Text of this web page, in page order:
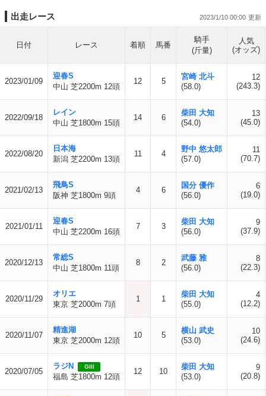
出走レース 2023/1/10 00:00
日付 レース 着順 馬番
騎手
(斤量)
人気
(オッズ)
2023/01/09
迎春S
中山 芝2200m 12頭
12 5
宮崎 北斗
(58.0)
12
(243.3)
2022/09/18
レイン
中山 芝1800m 15頭
14 6
柴田 大知
(54.0)
13
(45.0)
2022/08/20
日本海
新潟 芝2200m 13頭
11 4
野中 悠太郎
(57.0)
11
(70.7)
2021/02/13
飛鳥S
阪神 芝1800m 9頭
4 6
国分 優作
(56.0)
6
(19.0)
2021/01/11
迎春S
中山 芝2200m 16頭
7 3
柴田 大知
(56.0)
9
(37.9)
2020/12/13
常総S
中山 芝1800m 11頭
8 2
武藤 雅
(56.0)
8
(22.3)
2020/11/29
オリエ
東京 芝2000m 7頭
1 1
柴田 大知
(55.0)
4
(12.2)
2020/11/07
精進湖
東京 芝2000m 12頭
10 5
横山 武史
(53.0)
10
(24.6)
2020/07/05
ラジN GIII
福島 芝1800m 12頭
12 10
柴田 大知
(53.0)
9
(20.8)